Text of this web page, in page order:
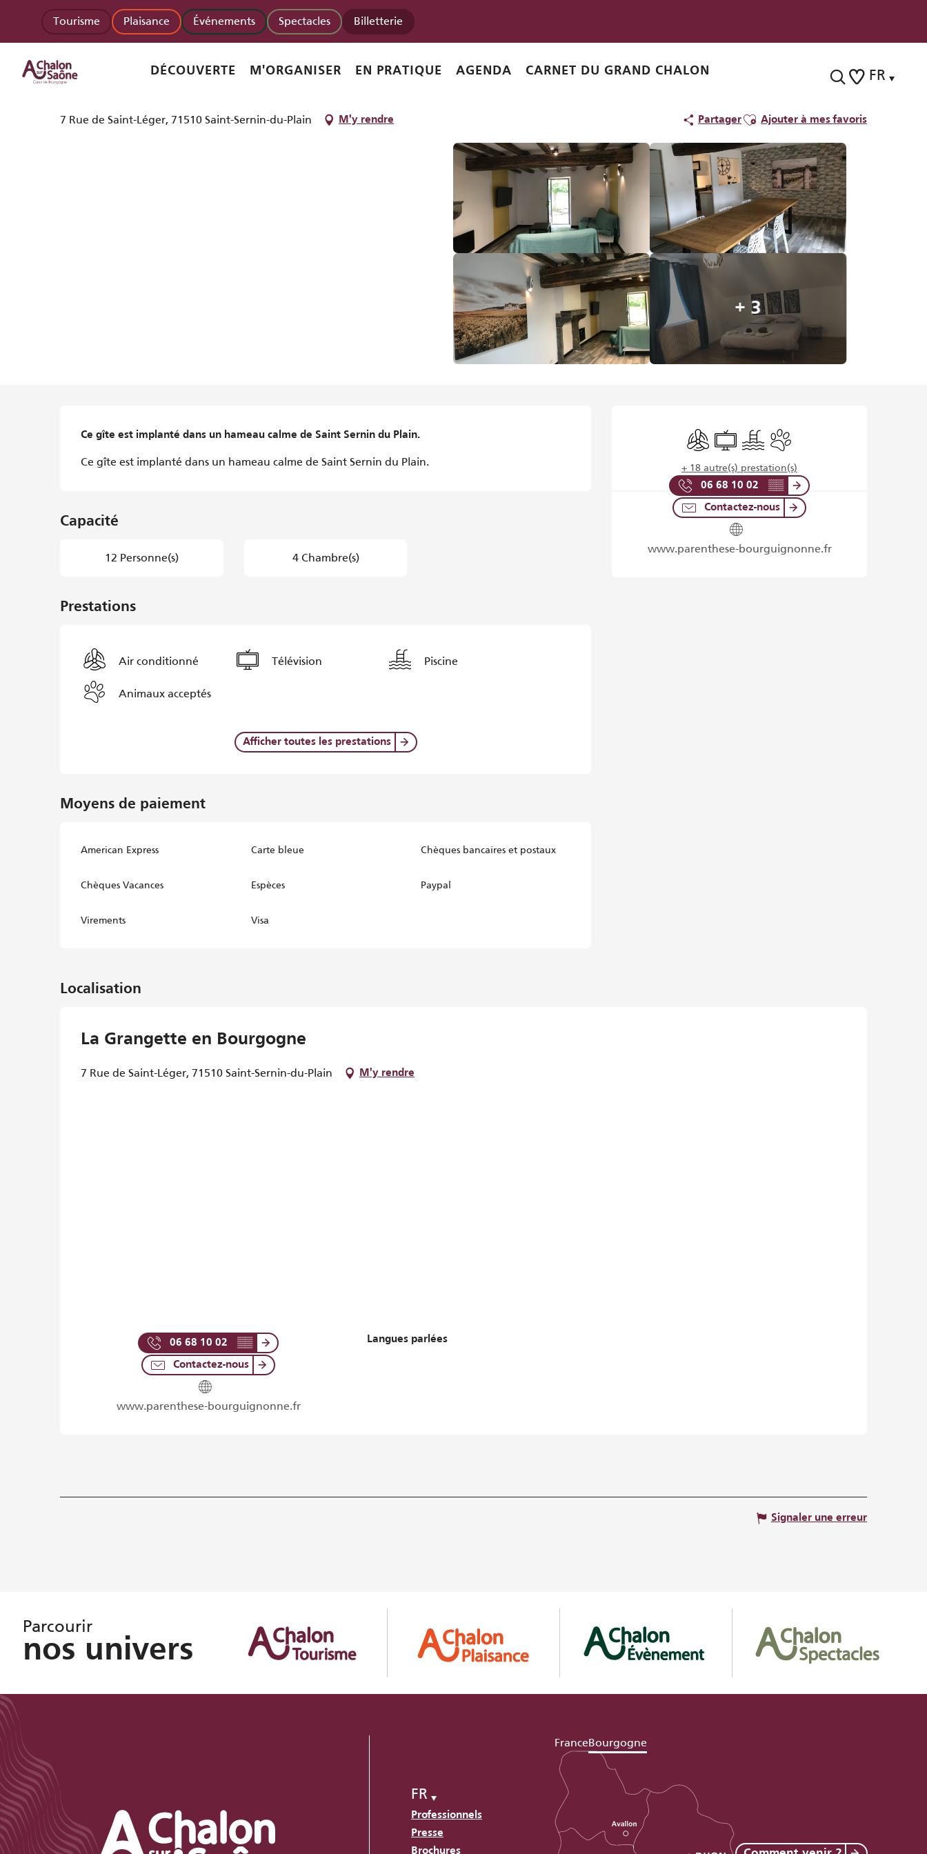
contenu
principal
FR
Tourisme Plaisance Événements Spectacles Billetterie
DÉCOUVERTE M'ORGANISER EN PRATIQUE AGENDA CARNET DU GRAND CHALON
Homepage accueil La Grangette en Bourgogne
La Grangette en Bourgogne
7 Rue de Saint-Léger, 71510 Saint-Sernin-du-Plain M'y rendre PartagerAjouter aux favoris
Ajouter à mes favoris
+ 3
Air conditionné
TélévisionPiscineAnimaux acceptés
+ 18 autre(s) prestation(s)
06 68 10 02 ▒▒
Contactez-nous
www.parenthese-bourguignonne.fr
Ce gîte est implanté dans un hameau calme de Saint Sernin du Plain.
Ce gîte est implanté dans un hameau calme de Saint Sernin du Plain.
Capacité
12 Personne(s) 4 Chambre(s)
Prestations
Air conditionné Télévision Piscine
Animaux acceptés
Afficher toutes les prestations
Moyens de paiement
American Express Carte bleue Chèques bancaires et postaux
Chèques Vacances Espèces Paypal
Virements Visa
Localisation
La Grangette en Bourgogne
7 Rue de Saint-Léger, 71510 Saint-Sernin-du-Plain M'y rendre
06 68 10 02 ▒▒
Contactez-nous
www.parenthese-bourguignonne.fr
Langues parlées
Langues parlées
Signaler une erreur
Parcourir
nos univers
FR
Professionnels
Presse
Brochures
FranceBourgogne